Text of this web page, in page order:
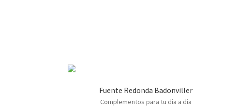
Fuente Redonda Badonviller
Complementos para tu día a día